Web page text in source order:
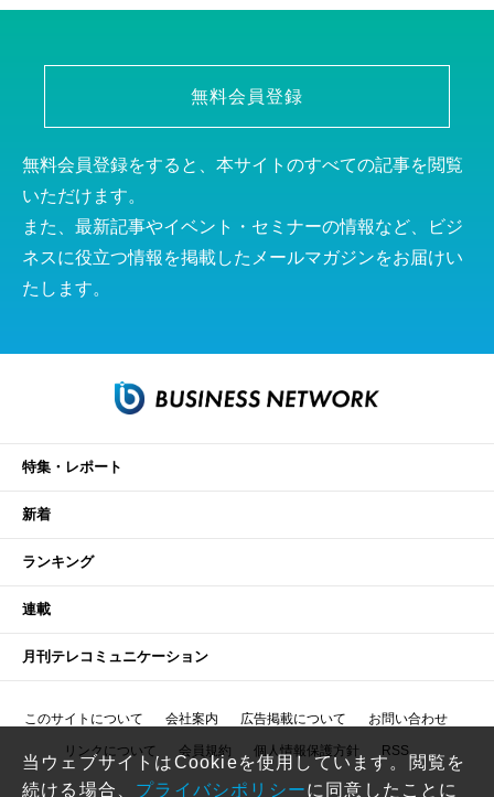
無料会員登録
無料会員登録をすると、本サイトのすべての記事を閲覧
いただけます。
また、最新記事やイベント・セミナーの情報など、ビジ
ネスに役立つ情報を掲載したメールマガジンをお届けい
たします。
特集・レポート
新着
ランキング
連載
月刊テレコミュニケーション
このサイトについて 会社案内 広告掲載について お問い合わせ
リンクについて 会員規約 個人情報保護方針 RSS
当ウェブサイトはCookieを使用しています。閲覧を
続ける場合、 プライバシポリシーに同意したことに